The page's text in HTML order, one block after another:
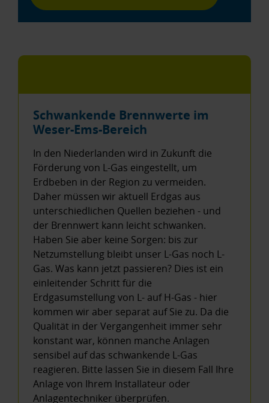
Schwankende Brennwerte im
Weser-Ems-Bereich
In den Niederlanden wird in Zukunft die
Förderung von L-Gas eingestellt, um
Erdbeben in der Region zu vermeiden.
Daher müssen wir aktuell Erdgas aus
unterschiedlichen Quellen beziehen - und
der Brennwert kann leicht schwanken.
Haben Sie aber keine Sorgen: bis zur
Netzumstellung bleibt unser L-Gas noch L-
Gas. Was kann jetzt passieren? Dies ist ein
einleitender Schritt für die
Erdgasumstellung von L- auf H-Gas - hier
kommen wir aber separat auf Sie zu. Da die
Qualität in der Vergangenheit immer sehr
konstant war, können manche Anlagen
sensibel auf das schwankende L-Gas
reagieren. Bitte lassen Sie in diesem Fall Ihre
Anlage von Ihrem Installateur oder
Anlagentechniker überprüfen.